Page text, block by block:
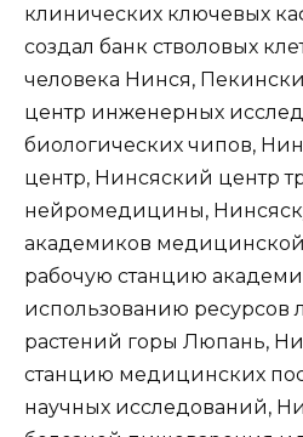
клинических ключевых
создал банк стволовых
человека Нинся,
центр инженерных
биологических чипов,
центр, Нинсяский центр
нейромедицины,
академиков
рабочую станцию
использованию ресурсов
растений горы Люпань,
станцию медицинских
научных исследований,